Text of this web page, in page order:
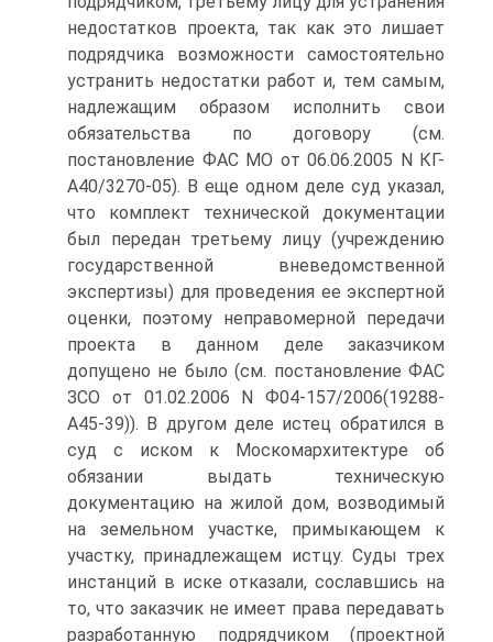
недостатков проекта, так как это лишает
подрядчика возможности самостоятельно
устранить недостатки работ и, тем самым,
надлежащим образом исполнить свои
обязательства по договору (см.
постановление ФАС МО от 06.06.2005 N КГ-
А40/3270-05). В еще одном деле суд указал,
что комплект технической документации
был передан третьему лицу (учреждению
государственной вневедомственной
экспертизы) для проведения ее экспертной
оценки, поэтому неправомерной передачи
проекта в данном деле заказчиком
допущено не было (см. постановление ФАС
ЗСО от 01.02.2006 N Ф04-157/2006(19288-
А45-39)). В другом деле истец обратился в
суд с иском к Москомархитектуре об
обязании выдать техническую
документацию на жилой дом, возводимый
на земельном участке, примыкающем к
участку, принадлежащем истцу. Суды трех
инстанций в иске отказали, сославшись на
то, что заказчик не имеет права передавать
разработанную подрядчиком (проектной